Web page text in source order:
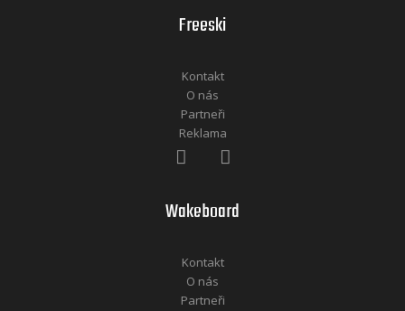
Freeski
Kontakt
O nás
Partneři
Reklama
Wakeboard
Kontakt
O nás
Partneři